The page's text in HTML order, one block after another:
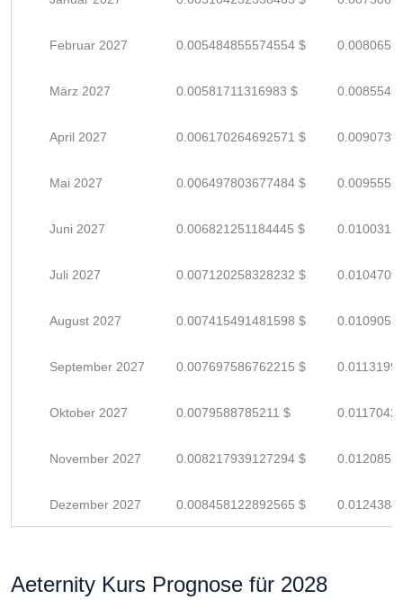
Februar 2027 0.005484855574554 $
März 2027 0.00581711316983 $
April 2027 0.006170264692571 $
Mai 2027 0.006497803677484 $
Juni 2027 0.006821251184445 $
Juli 2027 0.007120258328232 $
August 2027 0.007415491481598 $
September 2027 0.007697586762215 $
Oktober 2027 0.0079588785211 $
November 2027 0.008217939127294 $
Dezember 2027 0.008458122892565 $
Aeternity Kurs Prognose für 2028